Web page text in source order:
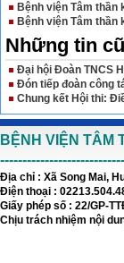
Bệnh viện Tâm thần
Bệnh viện Tâm
Những tin
Đại hội Đoàn TNCS
Đón tiếp đoàn công
Chung kết Hội thi:
BỆNH VIỆN TÂM
Địa chỉ : Xã Song Mai,
Điện thoại :
Giấy phép số : 22/GP-
Chịu trách nhiệm nội